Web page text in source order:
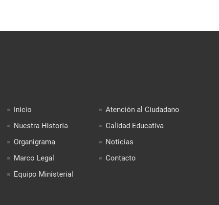
Inicio
Nuestra Historia
Organigrama
Marco Legal
Equipo Ministerial
Atención al Ciudadano
Calidad Educativa
Noticias
Contacto